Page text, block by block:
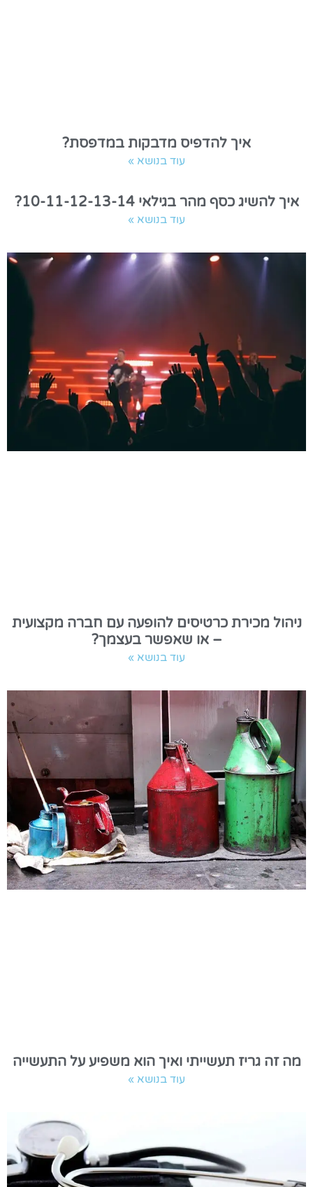
איך להדפיס מדבקות במדפסת?
עוד בנושא »
איך להשיג כסף מהר בגילאי 10-11-12-13-14?
עוד בנושא »
ניהול מכירת כרטיסים להופעה עם חברה מקצועית
– או שאפשר בעצמך?
עוד בנושא »
מה זה גריז תעשייתי ואיך הוא משפיע על התעשייה
עוד בנושא »